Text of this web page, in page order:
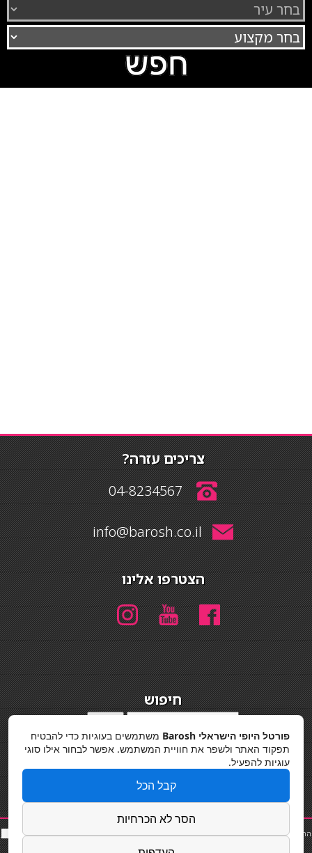
צריכים עזרה?
04-8234567
info@barosh.co.il
הצטרפו אלינו
חיפוש
מדיניות פרטיות
החלקות שיער|תאורה לבית|פאות ותוספות שיער|נייל סטודיו|תוספות שיער|שף פרטי|כ
סאות
פורטל היופי הישראלי Barosh
משתמשים בעוגיות כדי להבטיח
תפקוד האתר ולשפר את חוויית המשתמש. אפשר לבחור אילו סוגי
עוגיות להפעיל.
קבל הכל
הסר לא הכרחיות